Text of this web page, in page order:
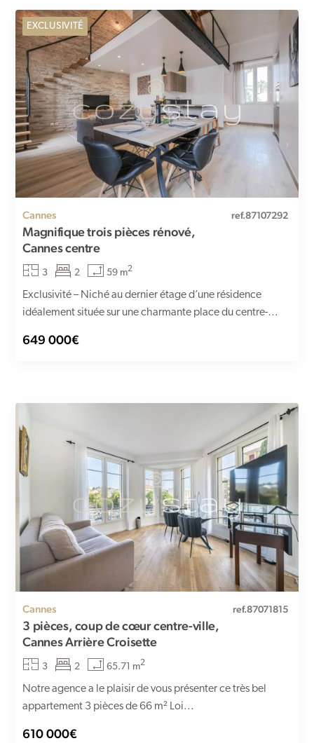
EXCLUSIVITÉ
Cannes ref.87107292
Magnifique trois pièces rénové,
Cannes centre
3 2 59 m2
Exclusivité – Niché au dernier étage d’une résidence
idéalement située sur une charmante place du centre-
649 000€
Cannes ref.87071815
3 pièces, coup de cœur centre-ville,
Cannes Arrière Croisette
3 2 65.71 m2
Notre agence a le plaisir de vous présenter ce très bel
appartement 3 pièces de 66 m² Loi...
610 000€